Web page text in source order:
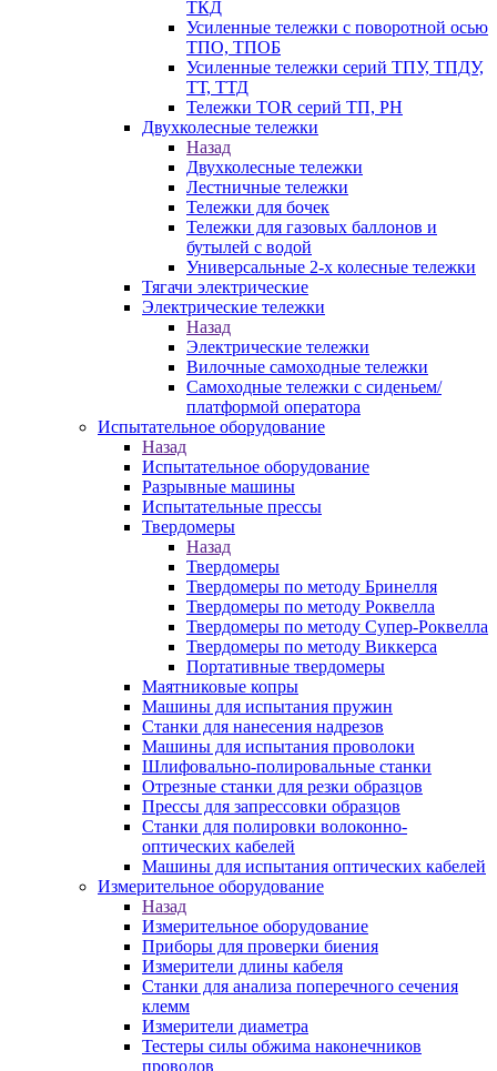
ТКД
Усиленные тележки с поворотной осью
ТПО, ТПОБ
Усиленные тележки серий ТПУ, ТПДУ,
ТТ, ТТД
Тележки TOR серий ТП, PH
Двухколесные тележки
Назад
Двухколесные тележки
Лестничные тележки
Тележки для бочек
Тележки для газовых баллонов и
бутылей с водой
Универсальные 2-х колесные тележки
Тягачи электрические
Электрические тележки
Назад
Электрические тележки
Вилочные самоходные тележки
Самоходные тележки с сиденьем/
платформой оператора
Испытательное оборудование
Назад
Испытательное оборудование
Разрывные машины
Испытательные прессы
Твердомеры
Назад
Твердомеры
Твердомеры по методу Бринелля
Твердомеры по методу Роквелла
Твердомеры по методу Супер-Роквелла
Твердомеры по методу Виккерса
Портативные твердомеры
Маятниковые копры
Машины для испытания пружин
Станки для нанесения надрезов
Машины для испытания проволоки
Шлифовально-полировальные станки
Отрезные станки для резки образцов
Прессы для запрессовки образцов
Станки для полировки волоконно-
оптических кабелей
Машины для испытания оптических кабелей
Измерительное оборудование
Назад
Измерительное оборудование
Приборы для проверки биения
Измерители длины кабеля
Станки для анализа поперечного сечения
клемм
Измерители диаметра
Тестеры силы обжима наконечников
проводов